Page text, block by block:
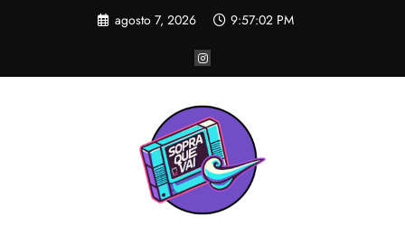
agosto 7, 2026 9:57:02 PM